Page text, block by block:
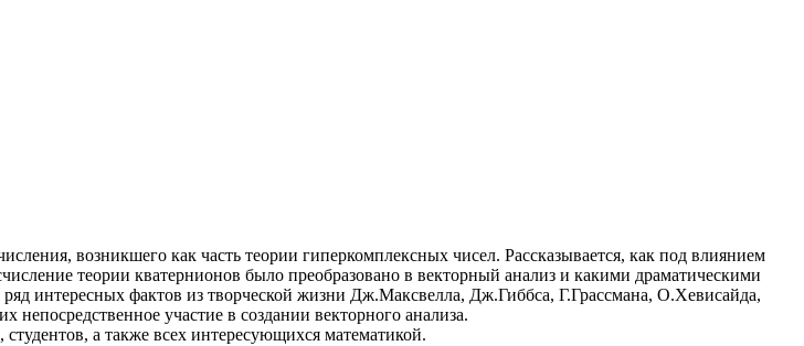
возникшего как часть теории гиперкомплексных чисел. Рассказывается, как под влиянием
теории кватернионов было преобразовано в векторный анализ и какими драматическими
интересных фактов из творческой жизни Дж.Максвелла, Дж.Гиббса, Г.Грассмана, О.Хевисайда,
участие в создании векторного анализа.
а также всех интересующихся математикой.